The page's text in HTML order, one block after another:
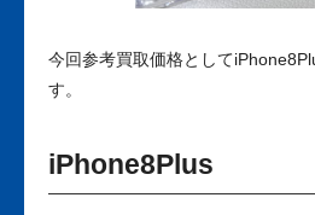
今回参考買取価格として
す。
iPhone8Plus